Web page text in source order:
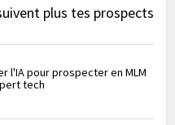
plus tes prospects
l'IA pour prospecter en MLM
tech